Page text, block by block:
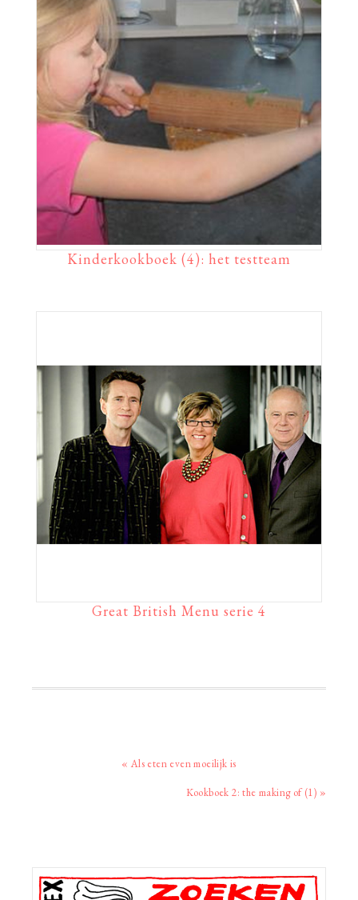
Kinderkookboek (4): het testteam
Great British Menu serie 4
Vorig
« Als eten even moeilijk is
Volgend
Kookboek 2: the making of (1) »
Primaire